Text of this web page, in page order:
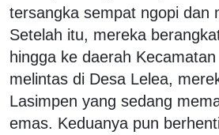
tersangka sempat ngopi dan
Setelah itu, mereka
hingga ke daerah
melintas di Desa Lelea,
Lasimpen yang sedang
emas. Keduanya pun